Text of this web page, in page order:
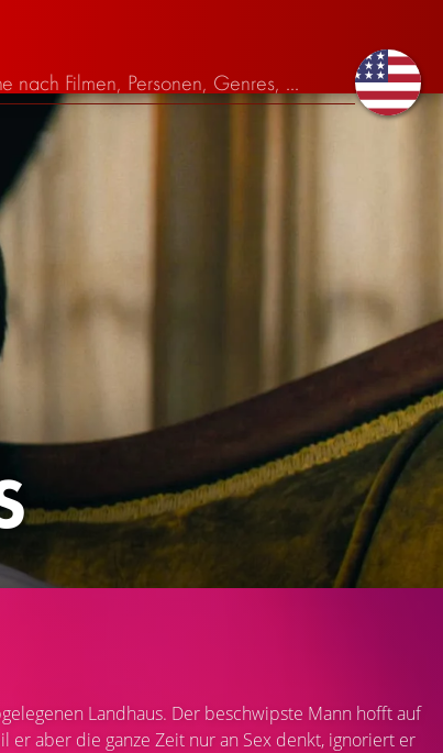
Landhaus. Der beschwipste Mann hofft auf
er aber die ganze Zeit nur an Sex denkt, ignoriert er